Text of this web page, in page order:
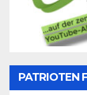
PATRIOTEN